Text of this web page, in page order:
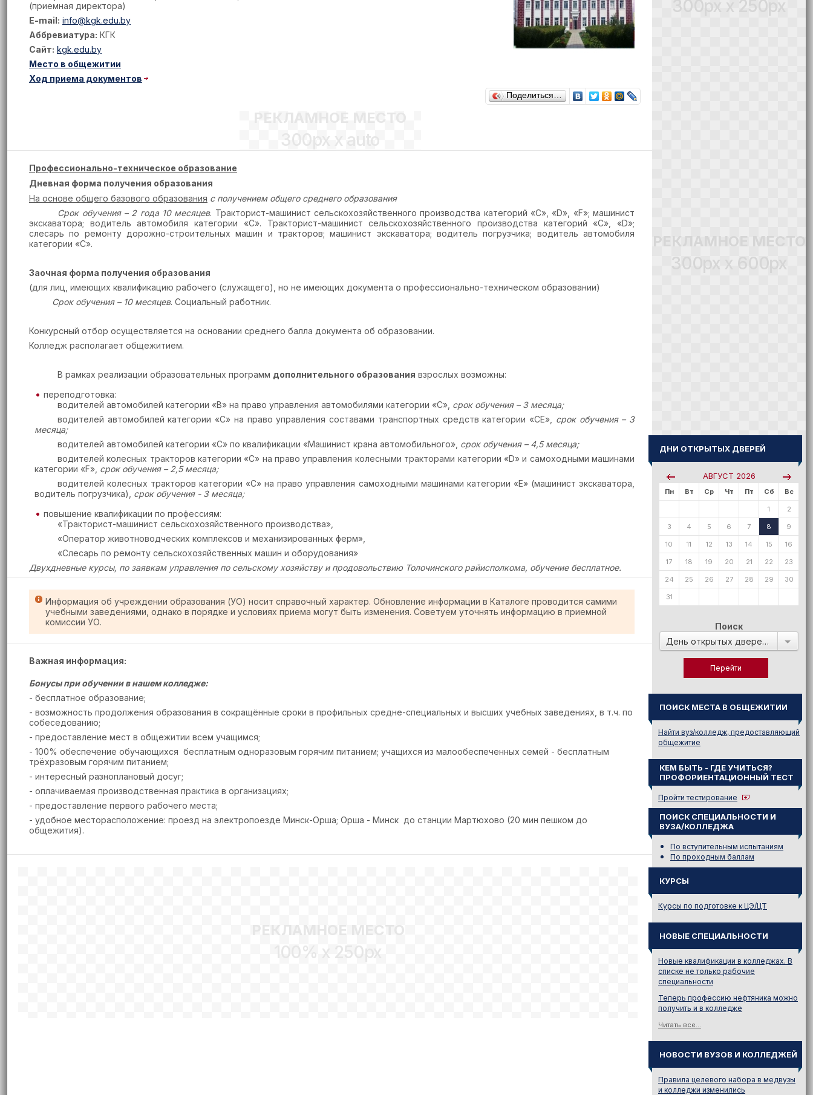
(приемная директора)
E-mail: info@kgk.edu.by
Аббревиатура: КГК
Сайт: kgk.edu.by
Место в общежитии
Ход приема документов
Поделиться…
РЕКЛАМНОЕ МЕСТО
300px x auto
Профессионально-техническое образование
Дневная форма получения образования
На основе общего базового образования с получением общего среднего образования
Срок обучения – 2 года 10 месяцев. Тракторист-машинист сельскохозяйственного производства категорий «С», «D», «F»; машинист
экскаватора; водитель автомобиля категории «С». Тракторист-машинист сельскохозяйственного производства категорий «C», «D»;
слесарь по ремонту дорожно-строительных машин и тракторов; машинист экскаватора; водитель погрузчика; водитель автомобиля
категории «С».
Заочная форма получения образования
(для лиц, имеющих квалификацию рабочего (служащего), но не имеющих документа о профессионально-техническом образовании)
Срок обучения – 10 месяцев. Социальный работник.
Конкурсный отбор осуществляется на основании среднего балла документа об образовании.
Колледж располагает общежитием.
В рамках реализации образовательных программ дополнительного образования взрослых возможны:
переподготовка:
водителей автомобилей категории «В» на право управления автомобилями категории «С», срок обучения – 3 месяца;
водителей автомобилей категории «С» на право управления составами транспортных средств категории «СЕ»,
срок обучения – 3
месяца;
водителей автомобилей категории «С» по квалификации «Машинист крана автомобильного», срок обучения – 4,5 месяца;
водителей колесных тракторов категории «C» на право управления колесными тракторами категории «D» и самоходными машинами
категории «F», срок обучения – 2,5 месяца;
водителей колесных тракторов категории «C» на право управления самоходными машинами категории «Е» (машинист экскаватора,
водитель погрузчика), срок обучения - 3 месяца;
повышение квалификации по профессиям:
«Тракторист-машинист сельскохозяйственного производства»,
«Оператор животноводческих комплексов и механизированных ферм»,
«Слесарь по ремонту сельскохозяйственных машин и оборудования»
Двухдневные курсы, по заявкам управления по сельскому хозяйству и продовольствию Толочинского райисполкома, обучение бесплатное.
Информация об учреждении образования (УО) носит справочный характер. Обновление информации в Каталоге проводится самими
учебными заведениями, однако в порядке и условиях приема могут быть изменения. Советуем уточнять информацию в приемной
комиссии УО.
Важная информация:
Бонусы при обучении в нашем колледже:
- бесплатное образование;
- возможность продолжения образования в сокращённые сроки в профильных средне-специальных и высших учебных заведениях, в т.ч. по
собеседованию;
- предоставление мест в общежитии всем учащимся;
- 100% обеспечение обучающихся бесплатным одноразовым горячим питанием; учащихся из малообеспеченных семей - бесплатным
трёхразовым горячим питанием;
- интересный разноплановый досуг;
- оплачиваемая производственная практика в организациях;
- предоставление первого рабочего места;
- удобное месторасположение: проезд на электропоезде Минск-Орша; Орша - Минск до станции Мартюхово (20 мин пешком до
общежития).
РЕКЛАМНОЕ МЕСТО
100% x 250px
300px x 250px
РЕКЛАМНОЕ МЕСТО
300px x 600px
ДНИ ОТКРЫТЫХ ДВЕРЕЙ
АВГУСТ 2026
Пн Вт Ср Чт Пт Сб Вс
1 2
3 4 5 6 7 8 9
10 11 12 13 14 15 16
17 18 19 20 21 22 23
24 25 26 27 28 29 30
31
Поиск
День открытых дверей в:
ПОИСК МЕСТА В ОБЩЕЖИТИИ
Найти вуз/колледж, предоставляющий
общежитие
КЕМ БЫТЬ - ГДЕ УЧИТЬСЯ?
ПРОФОРИЕНТАЦИОННЫЙ ТЕСТ
Пройти тестирование
ПОИСК СПЕЦИАЛЬНОСТИ И
ВУЗА/КОЛЛЕДЖА
По вступительным испытаниям
По проходным баллам
КУРСЫ
Курсы по подготовке к ЦЭ/ЦТ
НОВЫЕ СПЕЦИАЛЬНОСТИ
Новые квалификации в колледжах. В
списке не только рабочие
специальности
Теперь профессию нефтяника можно
получить и в колледже
Читать все...
НОВОСТИ ВУЗОВ И КОЛЛЕДЖЕЙ
Правила целевого набора в медвузы
и колледжи изменились